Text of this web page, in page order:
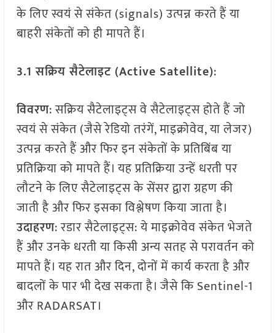
के लिए स्वयं से संकेत (signals) उत्पन्न करते हैं या
बाहरी संकेतों को ही मापते हैं।
3.1 सक्रिय सैटेलाइट (Active Satellite):
विवरण: सक्रिय सैटेलाइट्स वे सैटेलाइट्स होते हैं जो
स्वयं से संकेत (जैसे रेडियो तरंगें, माइक्रोवेव, या लेजर)
उत्पन्न करते हैं और फिर इन संकेतों के प्रतिबिंब या
प्रतिक्रिया को मापते हैं। यह प्रतिक्रिया उन्हें धरती पर
लौटने के लिए सैटेलाइट्स के सेंसर द्वारा ग्रहण की
जाती है और फिर इसका विश्लेषण किया जाता है।
उदाहरण: रडार सैटेलाइट्स: ये माइक्रोवेव संकेत भेजते
हैं और उनके धरती या किसी अन्य सतह से परावर्तन को
मापते हैं। यह रात और दिन, दोनों में कार्य करता है और
बादलों के पार भी देख सकता है। जैसे कि Sentinel-1
और RADARSAT।